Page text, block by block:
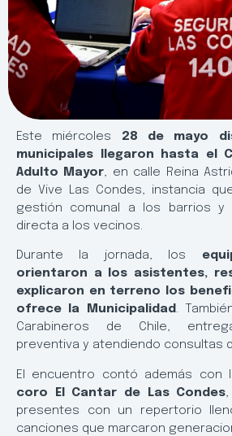
Este miércoles 28 de mayo
municipales llegaron hasta el
Adulto Mayor, en calle Reina
de Vive Las Condes, instancia
gestión comunal a los barrios y
directa a los vecinos.
Durante la jornada, los
orientaron a los asistentes,
explicaron en terreno los
ofrece la Municipalidad.
Carabineros de Chile,
preventiva y atendiendo consultas
El encuentro contó además con
coro El Cantar de Las Condes
presentes con un repertorio
canciones que marcaron